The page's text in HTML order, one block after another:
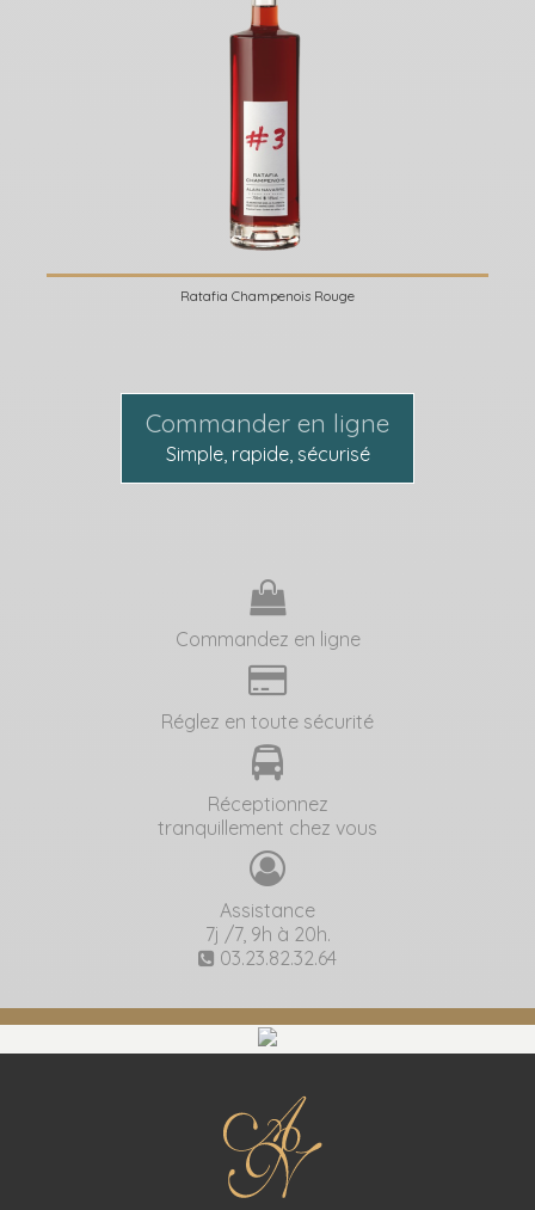
Ratafia Champenois Rouge
Commander en ligne
Simple, rapide, sécurisé
Commandez en ligne
Réglez en toute sécurité
Réceptionnez
tranquillement chez vous
Assistance
7j /7, 9h à 20h.
03.23.82.32.64